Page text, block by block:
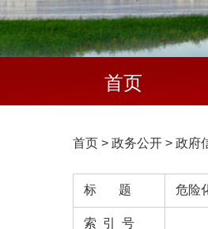
首页
首页 > 政务公开 > 政府
标 题 危险
索 引 号